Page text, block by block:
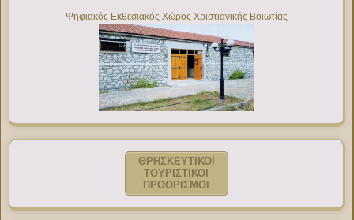
Ψηφιακός Εκθεσιακός Χώρος Χριστιανικής Βοιωτίας
ΘΡΗΣΚΕΥΤΙΚΟΙ
ΤΟΥΡΙΣΤΙΚΟΙ
ΠΡΟΟΡΙΣΜΟΙ